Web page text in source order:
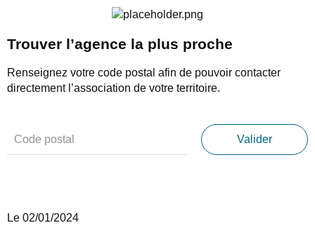
Trouver l’agence la plus proche
Renseignez votre code postal afin de pouvoir contacter
directement l’association de votre territoire.
Le 02/01/2024